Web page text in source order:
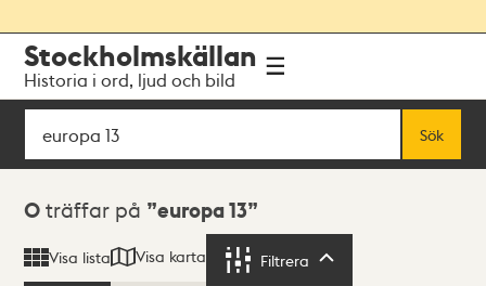
navigationen
huvudinnehållet
Stockholmskällan
Historia i ord, ljud och bild
Sök
Sök
Sökresultat
0 träffar på europa 13
Visa lista Visa karta Filtrera